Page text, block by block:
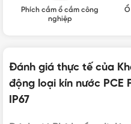
Giao hàng: Giao nhanh
Tình trạng hàng hóa: Mới
Phích cắm ổ cắm công
nghiệp
Đánh giá thực tế của
động loại kín nước PCE
IP67